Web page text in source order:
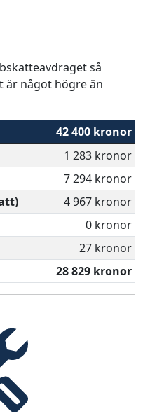
så
är något högre än
42 400 kronor
1 283 kronor
7 294 kronor
4 967 kronor
0 kronor
27 kronor
28 829 kronor